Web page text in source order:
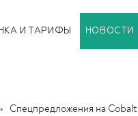
И ТАРИФЫ НОВОСТИ
Спецпредложения на